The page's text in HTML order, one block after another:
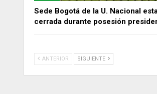
Sede Bogotá de la U. Nacional
cerrada durante posesión
ANTERIOR SIGUIENTE